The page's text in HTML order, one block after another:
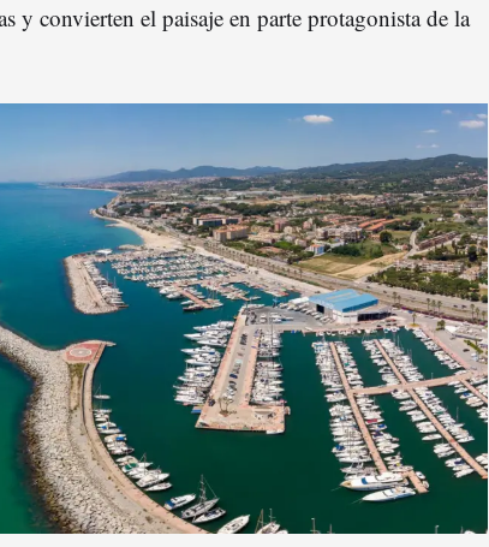
y convierten el paisaje en parte protagonista de la